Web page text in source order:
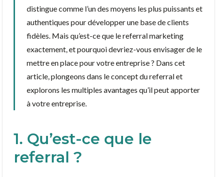
distingue comme l’un des moyens les plus puissants et
authentiques pour développer une base de clients
fidèles. Mais qu’est-ce que le referral marketing
exactement, et pourquoi devriez-vous envisager de le
mettre en place pour votre entreprise ? Dans cet
article, plongeons dans le concept du referral et
explorons les multiples avantages qu’il peut apporter
à votre entreprise.
1. Qu’est-ce que le
referral ?